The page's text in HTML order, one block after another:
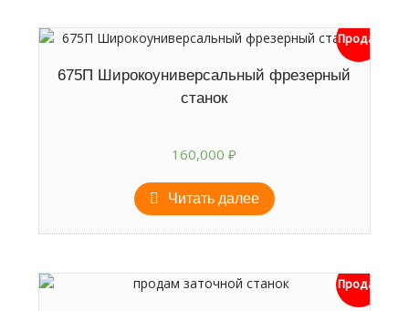
Продан
675П Широкоуниверсальный фрезерный
станок
160,000₽
Читать далее
Продан